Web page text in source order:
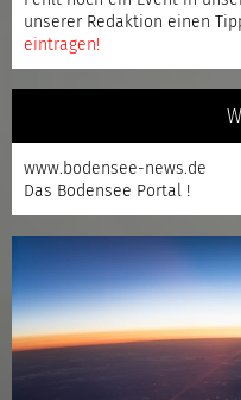
unserer Redaktion einen
eintragen!
www.bodensee-news.de
Das Bodensee Portal !